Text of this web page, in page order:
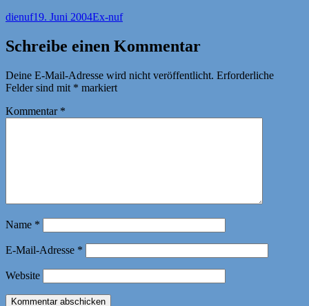
Autor
dienufVeröffentlicht
19. Juni 2004Kategorien
Ex-nuf
Schreibe einen Kommentar
Deine E-Mail-Adresse wird nicht veröffentlicht. Erforderliche
Felder sind mit * markiert
Kommentar *
Name *
E-Mail-Adresse *
Website